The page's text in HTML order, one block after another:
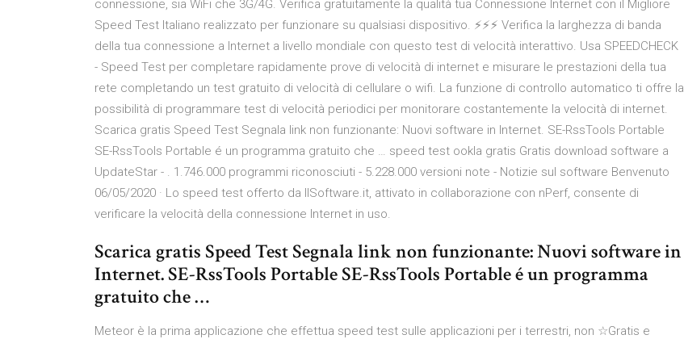
connessione, sia WiFi che 3G/4G. Verifica gratuitamente la qualità tua Connessione Internet con il Migliore
Speed Test Italiano realizzato per funzionare su qualsiasi dispositivo. ⚡️⚡️⚡️ Verifica la larghezza di banda
della tua connessione a Internet a livello mondiale con questo test di velocità interattivo. Usa SPEEDCHECK
- Speed Test per completare rapidamente prove di velocità di internet e misurare le prestazioni della tua
rete completando un test gratuito di velocità di cellulare o wifi. La funzione di controllo automatico ti offre la
possibilità di programmare test di velocità periodici per monitorare costantemente la velocità di internet.
Scarica gratis Speed Test Segnala link non funzionante: Nuovi software in Internet. SE-RssTools Portable
SE-RssTools Portable é un programma gratuito che … speed test ookla gratis Gratis download software a
UpdateStar - . 1.746.000 programmi riconosciuti - 5.228.000 versioni note - Notizie sul software Benvenuto
06/05/2020 · Lo speed test offerto da IlSoftware.it, attivato in collaborazione con nPerf, consente di
verificare la velocità della connessione Internet in uso.
Scarica gratis Speed Test Segnala link non funzionante: Nuovi software in
Internet. SE-RssTools Portable SE-RssTools Portable é un programma
gratuito che …
Meteor è la prima applicazione che effettua speed test sulle applicazioni per i terrestri, non ☆Gratis e